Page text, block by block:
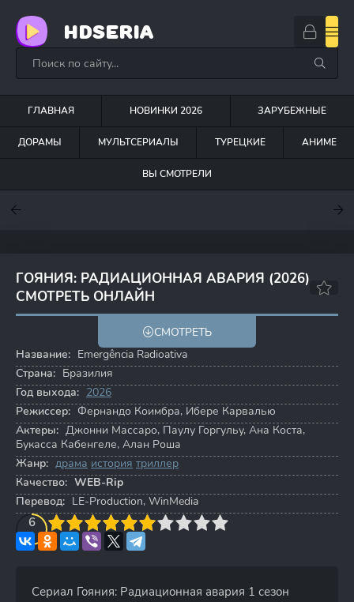
HDSERIA
ГЛАВНАЯ НОВИНКИ 2026 ЗАРУБЕЖНЫЕ
ДОРАМЫ МУЛЬТСЕРИАЛЫ ТУРЕЦКИЕ АНИМЕ
ВЫ СМОТРЕЛИ
ГОЯНИЯ: РАДИАЦИОННАЯ АВАРИЯ (2026)
СМОТРЕТЬ ОНЛАЙН
СМОТРЕТЬ
Название: Emergência Radioativa
Страна: Бразилия
Год выхода: 2026
Режиссер: Фернандо Коимбра, Ибере Карвалью
Актеры: Джонни Массаро, Паулу Горгульу, Ана Коста,
Букасса Кабенгеле, Алан Роша
Жанр: драма история триллер
Качество: WEB-Rip
Перевод: LE-Production, WinMedia
6
4 5 6 7 8 9 10
Сериал Гояния: Радиационная авария 1 сезон